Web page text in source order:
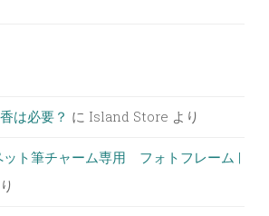
は必要？ に Island Store より
ット筆チャーム専用 フォトフレーム |